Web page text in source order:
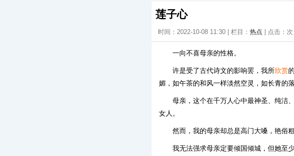
莲子心
时间：2022-10-08 11:30 | 栏目： 热点 | 点击： 次
一向不喜母亲的性格。
许是受了古代诗文的影响罢，我所欣赏
媚，如午茶的和风一样淡然空灵，如长青的
母亲，这个在千万人心中最神圣、纯洁
女人。
然而，我的母亲却总是高门大嗓，艳俗
我无法强求母亲定要倾国倾城，但她至